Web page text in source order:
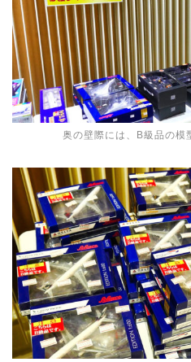
奥の壁際には、B級品の模